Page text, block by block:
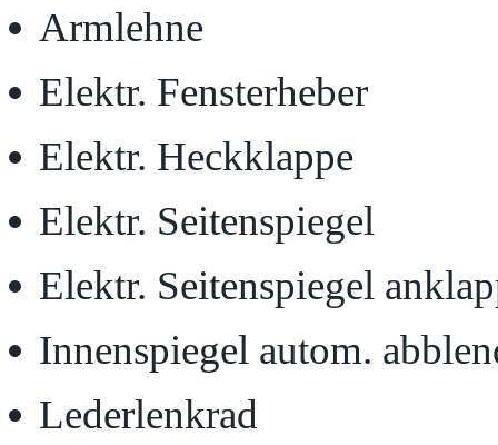
Armlehne
Elektr. Fensterheber
Elektr. Heckklappe
Elektr. Seitenspiegel
Elektr. Seitenspiegel
Innenspiegel autom.
Lederlenkrad